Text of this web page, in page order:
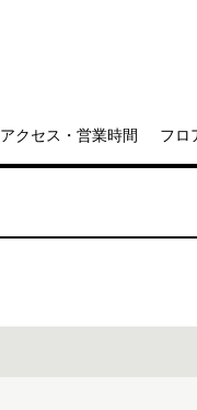
アクセス・営業時間 フロ